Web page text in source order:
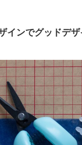
インでグッドデザ